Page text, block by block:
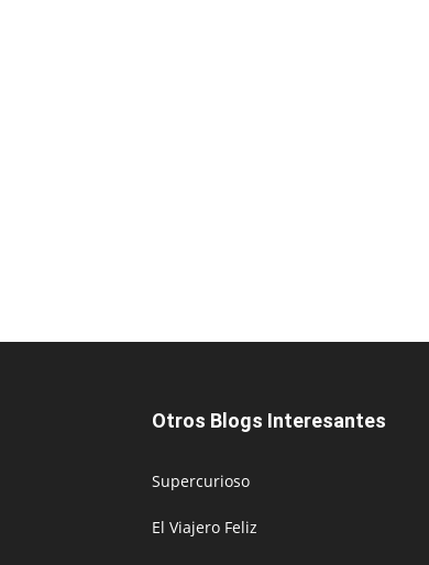
Otros Blogs Interesantes
Supercurioso
El Viajero Feliz